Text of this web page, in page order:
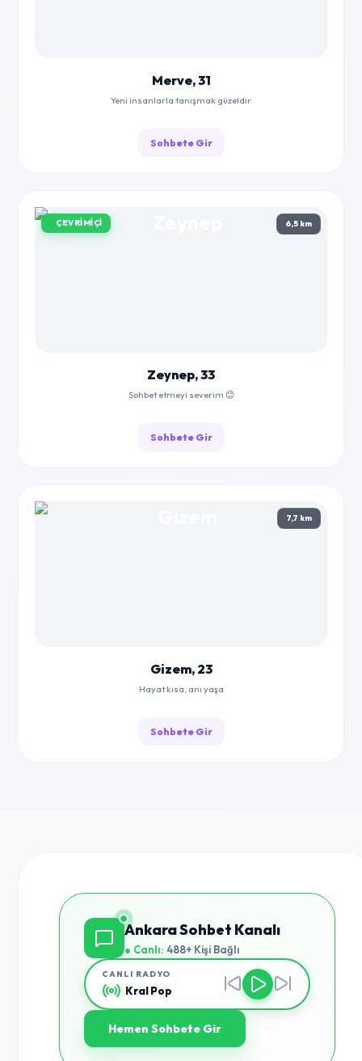
Merve, 31
Yeni insanlarla tanışmak güzeldir
Sohbete Gir
ÇEVRIMIÇI 6,5 km
Zeynep, 33
Sohbet etmeyi severim 😊
Sohbete Gir
7,7 km
Gizem, 23
Hayat kısa, anı yaşa
Sohbete Gir
Ankara Sohbet Kanalı
● Canlı: 488+ Kişi Bağlı
CANLI RADYO
Kral Pop
Hemen Sohbete Gir